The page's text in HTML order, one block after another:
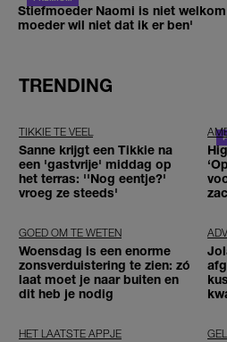
Stiefmoeder Naomi is niet
moeder wil niet dat ik er ben'
TRENDING
TIKKIE TE VEEL
Sanne krijgt een Tikkie na
een 'gastvrije' middag op
het terras: ''Nog eentje?'
vroeg ze steeds'
GOED OM TE WETEN
Woensdag is een enorme
zonsverduistering te zien: zó
laat moet je naar buiten en
dit heb je nodig
HET LAATSTE APPJE